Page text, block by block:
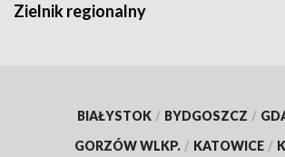
Zielnik regionalny
BIAŁYSTOK / BYDGOSZCZ /
GORZÓW WLKP. / KATOWICE /